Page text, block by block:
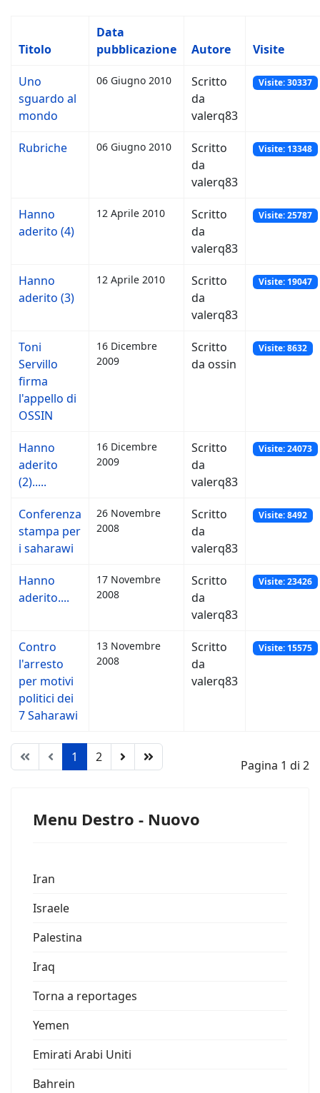
Titolo
Data
pubblicazione
Autore Visite
Uno
sguardo al
mondo
06 Giugno 2010
Scritto
da
valerq83
Visite: 30337
Rubriche 06 Giugno 2010
Scritto
da
valerq83
Visite: 13348
Hanno
aderito (4)
12 Aprile 2010
Scritto
da
valerq83
Visite: 25787
Hanno
aderito (3)
12 Aprile 2010
Scritto
da
valerq83
Visite: 19047
Toni
Servillo
firma
l'appello di
OSSIN
16 Dicembre
2009
Scritto
da ossin
Visite: 8632
Hanno
aderito
(2).....
16 Dicembre
2009
Scritto
da
valerq83
Visite: 24073
Conferenza
stampa per
i saharawi
26 Novembre
2008
Scritto
da
valerq83
Visite: 8492
Hanno
aderito....
17 Novembre
2008
Scritto
da
valerq83
Visite: 23426
Contro
l'arresto
per motivi
politici dei
7 Saharawi
13 Novembre
2008
Scritto
da
valerq83
Visite: 15575
1 2
Pagina 1 di 2
Menu Destro - Nuovo
Iran
Israele
Palestina
Iraq
Torna a reportages
Yemen
Emirati Arabi Uniti
Bahrein